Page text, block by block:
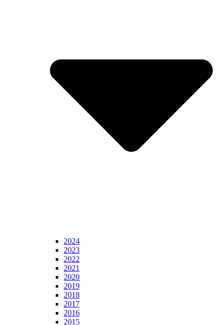
2024
2023
2022
2021
2020
2019
2018
2017
2016
2015